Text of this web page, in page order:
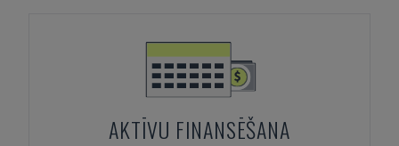
AKTĪVU FINANSĒŠANA